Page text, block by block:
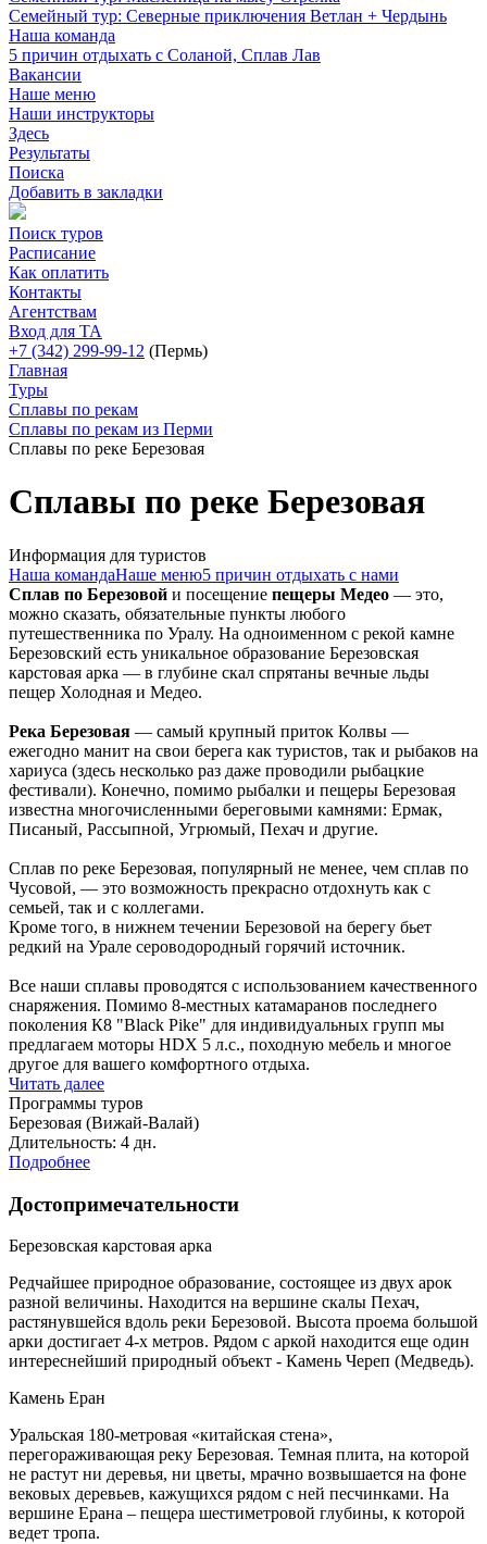
Семейный тур: Северные приключения Ветлан + Чердынь
Наша команда
5 причин отдыхать с Соланой, Сплав Лав
Вакансии
Наше меню
Наши инструкторы
Здесь
Результаты
Поиска
Добавить в закладки
Поиск туров
Расписание
Как оплатить
Контакты
Агентствам
Вход для ТА
+7 (342) 299-99-12 (Пермь)
Главная
Туры
Сплавы по рекам
Сплавы по рекам из Перми
Сплавы по реке Березовая
Сплавы по реке Березовая
Информация для туристов
Наша командаНаше меню5 причин отдыхать с нами
Сплав по Березовой и посещение пещеры Медео — это,
можно сказать, обязательные пункты любого
путешественника по Уралу. На одноименном с рекой камне
Березовский есть уникальное образование Березовская
карстовая арка — в глубине скал спрятаны вечные льды
пещер Холодная и Медео.
Река Березовая — самый крупный приток Колвы —
ежегодно манит на свои берега как туристов, так и рыбаков на
хариуса (здесь несколько раз даже проводили рыбацкие
фестивали). Конечно, помимо рыбалки и пещеры Березовая
известна многочисленными береговыми камнями: Ермак,
Писаный, Рассыпной, Угрюмый, Пехач и другие.
Сплав по реке Березовая, популярный не менее, чем сплав по
Чусовой, — это возможность прекрасно отдохнуть как с
семьей, так и с коллегами.
Кроме того, в нижнем течении Березовой на берегу бьет
редкий на Урале сероводородный горячий источник.
Все наши сплавы проводятся с использованием качественного
снаряжения. Помимо 8-местных катамаранов последнего
поколения К8 "Black Pike" для индивидуальных групп мы
предлагаем моторы HDX 5 л.с., походную мебель и многое
другое для вашего комфортного отдыха.
Читать далее
Программы туров
Березовая (Вижай-Валай)
Длительность: 4 дн.
Подробнее
Достопримечательности
Березовская карстовая арка
Редчайшее природное образование, состоящее из двух арок
разной величины. Находится на вершине скалы Пехач,
растянувшейся вдоль реки Березовой. Высота проема большой
арки достигает 4-х метров. Рядом с аркой находится еще один
интереснейший природный объект - Камень Череп (Медведь).
Камень Еран
Уральская 180-метровая «китайская стена»,
перегораживающая реку Березовая. Темная плита, на которой
не растут ни деревья, ни цветы, мрачно возвышается на фоне
вековых деревьев, кажущихся рядом с ней песчинками. На
вершине Ерана – пещера шестиметровой глубины, к которой
ведет тропа.